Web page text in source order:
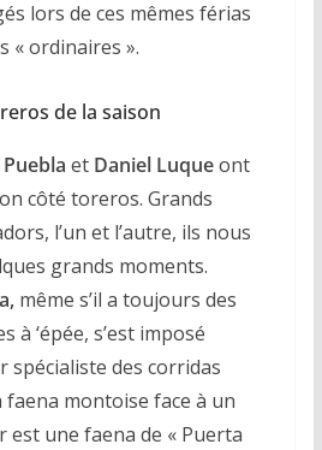
lors de ces mêmes férias
« ordinaires ».
de la saison
et Daniel Luqueont
côté toreros. Grands
l’un et l’autre, ils nous
grands moments.
même s’il a toujours des
à ‘épée, s’est imposé
spécialiste des corridas
faena montoise face à un
est une faena de « Puerta